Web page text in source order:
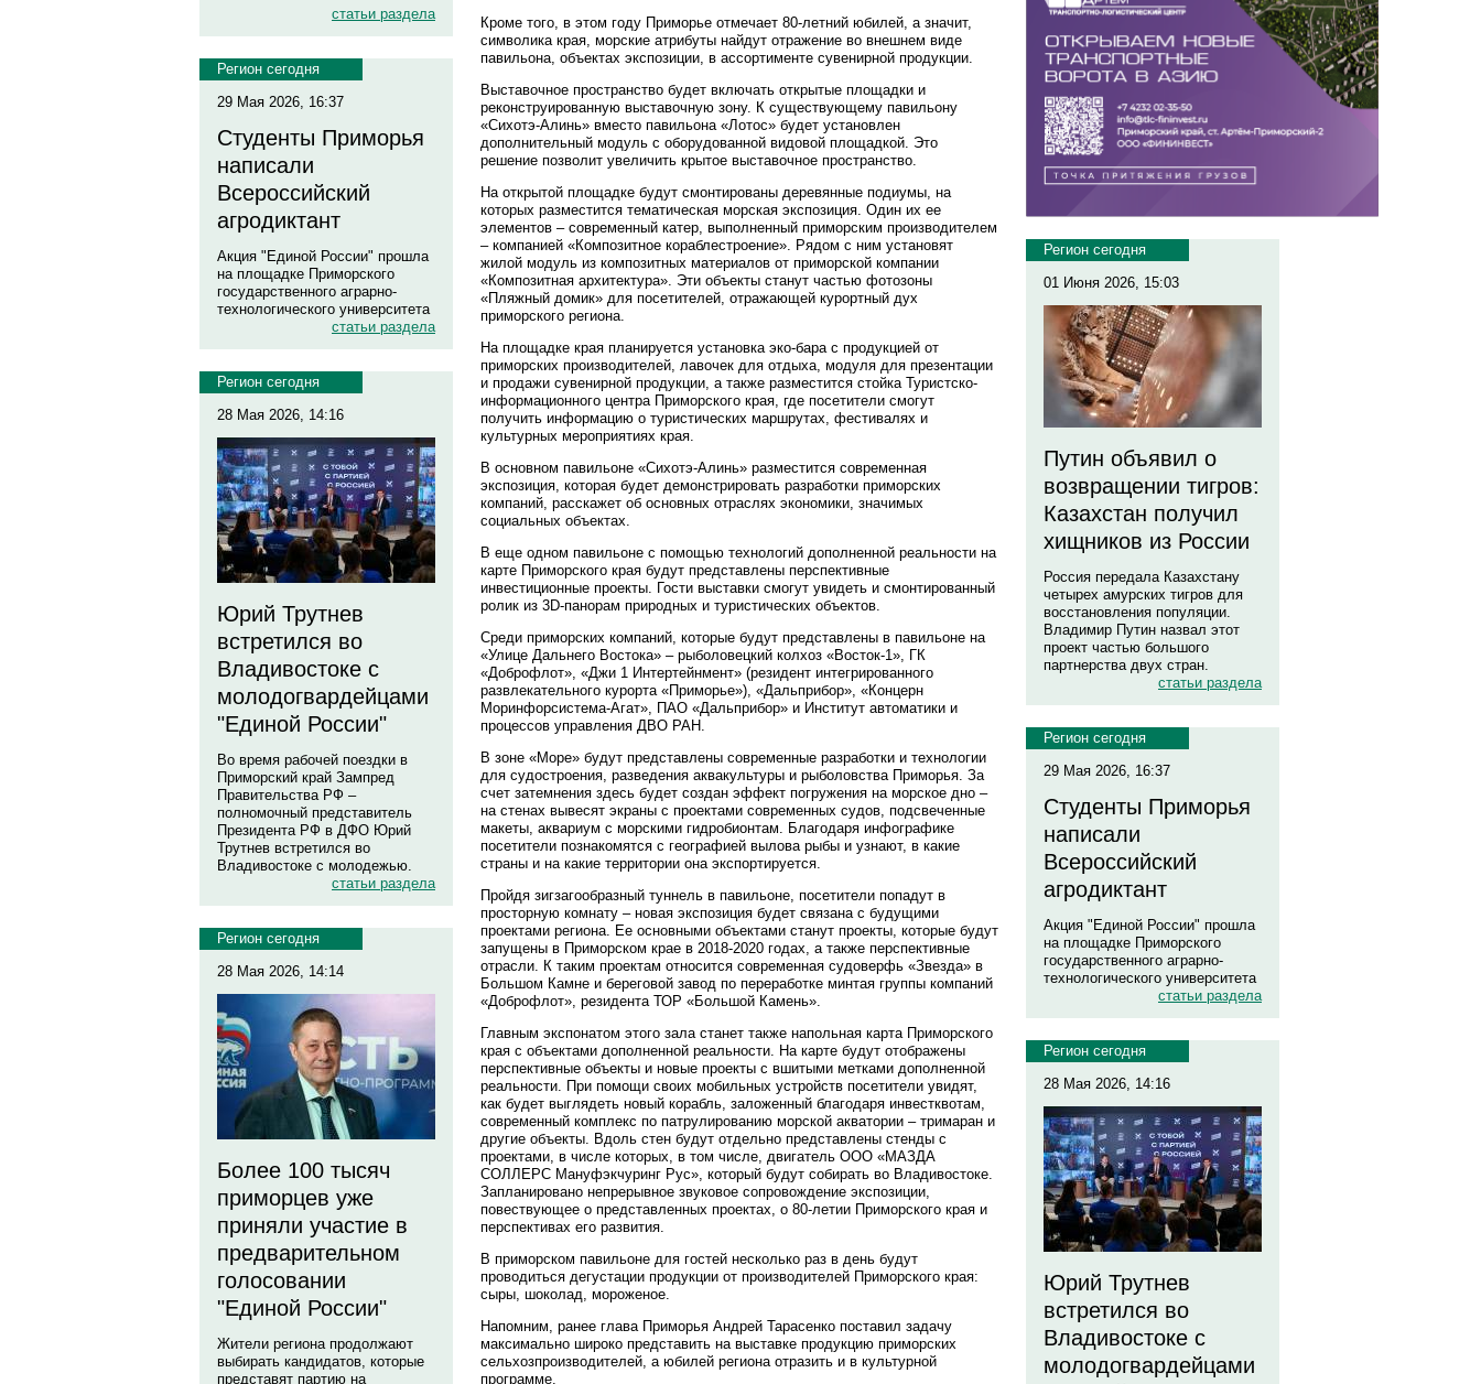
статьи раздела
Регион сегодня
29 Мая 2026, 16:37
Студенты Приморья
написали
Всероссийский
агродиктант
Акция "Единой России" прошла
на площадке Приморского
государственного аграрно-
технологического университета
статьи раздела
Регион сегодня
28 Мая 2026, 14:16
Юрий Трутнев
встретился во
Владивостоке с
молодогвардейцами
"Единой России"
Во время рабочей поездки в
Приморский край Зампред
Правительства РФ –
полномочный представитель
Президента РФ в ДФО Юрий
Трутнев встретился во
Владивостоке с молодежью.
статьи раздела
Регион сегодня
28 Мая 2026, 14:14
Более 100 тысяч
приморцев уже
приняли участие в
предварительном
голосовании
"Единой России"
Жители региона продолжают
выбирать кандидатов, которые
представят партию на
Кроме того, в этом году Приморье отмечает 80-летний юбилей, а значит,
символика края, морские атрибуты найдут отражение во внешнем виде
павильона, объектах экспозиции, в ассортименте сувенирной продукции.
Выставочное пространство будет включать открытые площадки и
реконструированную выставочную зону. К существующему павильону
«Сихотэ-Алинь» вместо павильона «Лотос» будет установлен
дополнительный модуль с оборудованной видовой площадкой. Это
решение позволит увеличить крытое выставочное пространство.
На открытой площадке будут смонтированы деревянные подиумы, на
которых разместится тематическая морская экспозиция. Один их ее
элементов – современный катер, выполненный приморским производителем
– компанией «Композитное кораблестроение». Рядом с ним установят
жилой модуль из композитных материалов от приморской компании
«Композитная архитектура». Эти объекты станут частью фотозоны
«Пляжный домик» для посетителей, отражающей курортный дух
приморского региона.
На площадке края планируется установка эко-бара с продукцией от
приморских производителей, лавочек для отдыха, модуля для презентации
и продажи сувенирной продукции, а также разместится стойка Туристско-
информационного центра Приморского края, где посетители смогут
получить информацию о туристических маршрутах, фестивалях и
культурных мероприятиях края.
В основном павильоне «Сихотэ-Алинь» разместится современная
экспозиция, которая будет демонстрировать разработки приморских
компаний, расскажет об основных отраслях экономики, значимых
социальных объектах.
В еще одном павильоне с помощью технологий дополненной реальности на
карте Приморского края будут представлены перспективные
инвестиционные проекты. Гости выставки смогут увидеть и смонтированный
ролик из 3D-панорам природных и туристических объектов.
Среди приморских компаний, которые будут представлены в павильоне на
«Улице Дальнего Востока» – рыболовецкий колхоз «Восток-1», ГК
«Доброфлот», «Джи 1 Интертейнмент» (резидент интегрированного
развлекательного курорта «Приморье»), «Дальприбор», «Концерн
Моринфорсистема-Агат», ПАО «Дальприбор» и Институт автоматики и
процессов управления ДВО РАН.
В зоне «Море» будут представлены современные разработки и технологии
для судостроения, разведения аквакультуры и рыболовства Приморья. За
счет затемнения здесь будет создан эффект погружения на морское дно –
на стенах вывесят экраны с проектами современных судов, подсвеченные
макеты, аквариум с морскими гидробионтам. Благодаря инфографике
посетители познакомятся с географией вылова рыбы и узнают, в какие
страны и на какие территории она экспортируется.
Пройдя зигзагообразный туннель в павильоне, посетители попадут в
просторную комнату – новая экспозиция будет связана с будущими
проектами региона. Ее основными объектами станут проекты, которые будут
запущены в Приморском крае в 2018-2020 годах, а также перспективные
отрасли. К таким проектам относится современная судоверфь «Звезда» в
Большом Камне и береговой завод по переработке минтая группы компаний
«Доброфлот», резидента ТОР «Большой Камень».
Главным экспонатом этого зала станет также напольная карта Приморского
края с объектами дополненной реальности. На карте будут отображены
перспективные объекты и новые проекты с вшитыми метками дополненной
реальности. При помощи своих мобильных устройств посетители увидят,
как будет выглядеть новый корабль, заложенный благодаря инвестквотам,
современный комплекс по патрулированию морской акватории – тримаран и
другие объекты. Вдоль стен будут отдельно представлены стенды с
проектами, в числе которых, в том числе, двигатель ООО «МАЗДА
СОЛЛЕРС Мануфэкчуринг Рус», который будут собирать во Владивостоке.
Запланировано непрерывное звуковое сопровождение экспозиции,
повествующее о представленных проектах, о 80-летии Приморского края и
перспективах его развития.
В приморском павильоне для гостей несколько раз в день будут
проводиться дегустации продукции от производителей Приморского края:
сыры, шоколад, мороженое.
Напомним, ранее глава Приморья Андрей Тарасенко поставил задачу
максимально широко представить на выставке продукцию приморских
сельхозпроизводителей, а юбилей региона отразить и в культурной
программе.
Регион сегодня
01 Июня 2026, 15:03
Путин объявил о
возвращении тигров:
Казахстан получил
хищников из России
Россия передала Казахстану
четырех амурских тигров для
восстановления популяции.
Владимир Путин назвал этот
проект частью большого
партнерства двух стран.
статьи раздела
Регион сегодня
29 Мая 2026, 16:37
Студенты Приморья
написали
Всероссийский
агродиктант
Акция "Единой России" прошла
на площадке Приморского
государственного аграрно-
технологического университета
статьи раздела
Регион сегодня
28 Мая 2026, 14:16
Юрий Трутнев
встретился во
Владивостоке с
молодогвардейцами